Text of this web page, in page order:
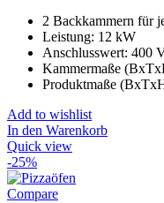
2 Backkammern für
Leistung: 12 kW
Anschlusswert: 400
Kammermaße
Produktmaße
Add to wishlist
In den Warenkorb
Quick view
-25%
Compare